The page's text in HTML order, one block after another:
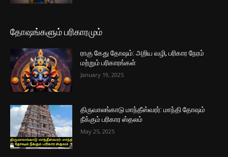
தோஷங்களும் பரிகாரமும்
ராகு கேது தோஷம்: அறிய வழி, பரிகார நேரம்
மற்றும் பரிகாரங்கள்
January 19, 2025
திருவாலங்காடு மாந்தீஸ்வரர்: மாந்தி தோஷம்
நீக்கும் பரிகார ஸ்தலம்
May 25, 2025